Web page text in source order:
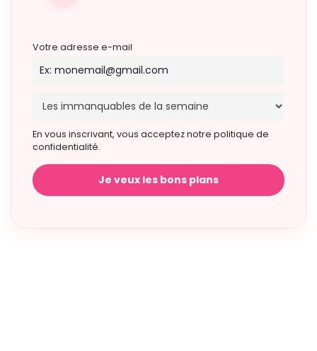
Votre adresse e-mail
En vous inscrivant, vous acceptez notre politique de
confidentialité.